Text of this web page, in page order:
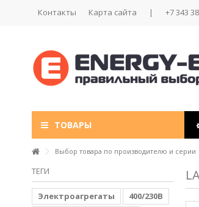
Контакты Карта сайта | +7 343
ТОВАРЫ
Выбор товара по производителю и серии
ТЕГИ
Электроагрегаты
400/230В